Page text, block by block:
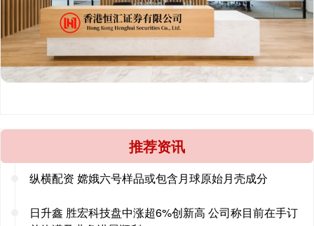
推荐资讯
纵横配资 嫦娥六号样品或包含月球原始月壳成分
日升鑫 胜宏科技盘中涨超6%创新高 公司称目前在手订